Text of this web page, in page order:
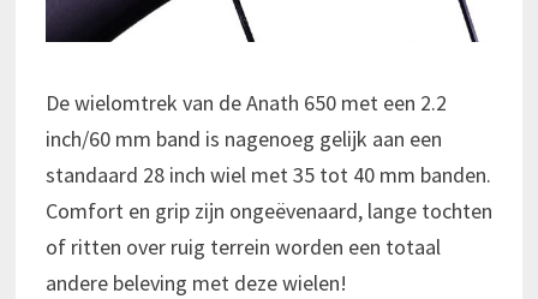
De wielomtrek van de Anath 650 met een 2.2
inch/60 mm band is nagenoeg gelijk aan een
standaard 28 inch wiel met 35 tot 40 mm banden.
Comfort en grip zijn ongeëvenaard, lange tochten
of ritten over ruig terrein worden een totaal
andere beleving met deze wielen!